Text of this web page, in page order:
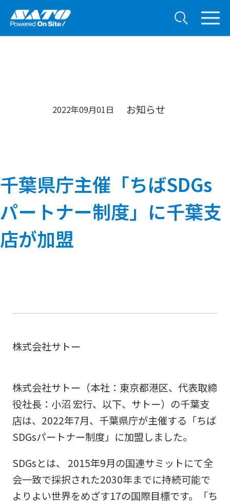
2022年09月01日 お知らせ
千葉県庁主催「ちばSDGs
パートナー制度」に千葉支
店が加盟
株式会社サトー
株式会社サトー（本社：東京都港区、代表取締
役社長：小沼 宏行、以下、サトー）の千葉支
店は、2022年7月、千葉県庁が主催する「ちば
SDGsパートナー制度」に加盟しました。
SDGsとは、 2015年9月の国連サミットにて全
会一致で採択された2030年までに持続可能で
よりよい世界をめざす17の国際目標です。「ち